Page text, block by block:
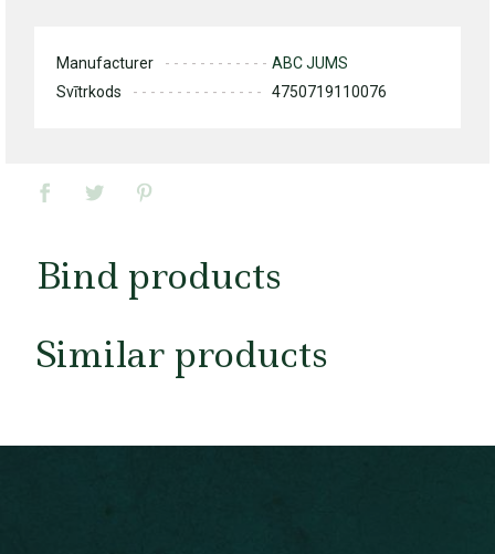
Manufacturer
ABC JUMS
Svītrkods
4750719110076
Bind products
Similar products